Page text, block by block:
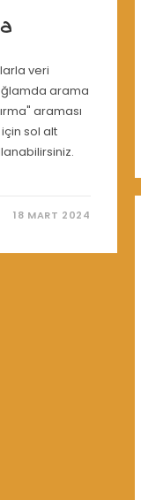
veri
arama
araması
için sol alt
18 MART 2024